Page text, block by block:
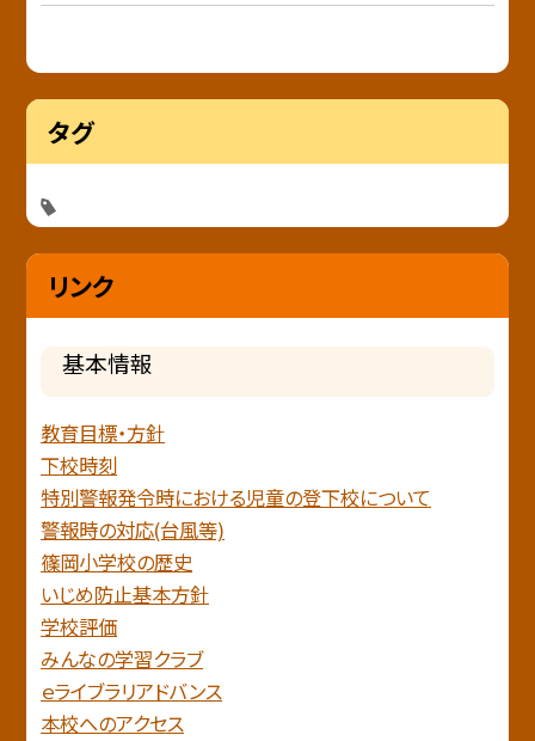
タグ
リンク
基本情報
教育目標・方針
下校時刻
特別警報発令時における児童の登下校について
警報時の対応(台風等)
篠岡小学校の歴史
いじめ防止基本方針
学校評価
みんなの学習クラブ
ｅライブラリアドバンス
本校へのアクセス